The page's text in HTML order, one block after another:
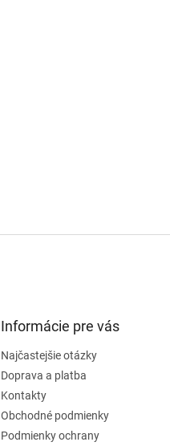
Informácie pre vás
Najčastejšie otázky
Doprava a platba
Kontakty
Obchodné podmienky
Podmienky ochrany